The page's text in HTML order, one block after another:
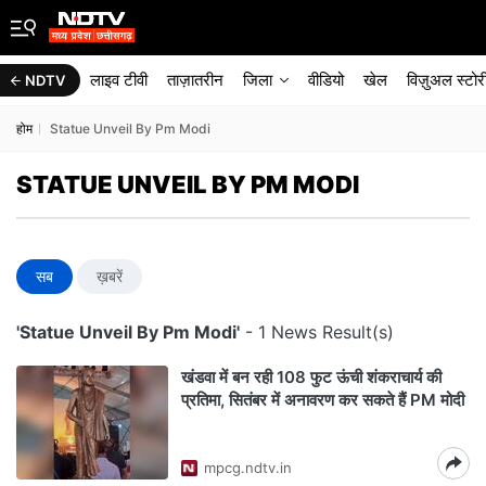
NDTV लाइव टीवी ताज़ातरीन जिला वीडियो खेल विज़ुअल
होम Statue Unveil By Pm Modi
STATUE UNVEIL BY PM MODI
सब ख़बरें
'Statue Unveil By Pm Modi' - 1 News Result(s)
खंडवा में बन रही 108 फुट ऊंची शंकराचार्य की
प्रतिमा, सितंबर में अनावरण कर सकते हैं PM मोदी
mpcg.ndtv.in